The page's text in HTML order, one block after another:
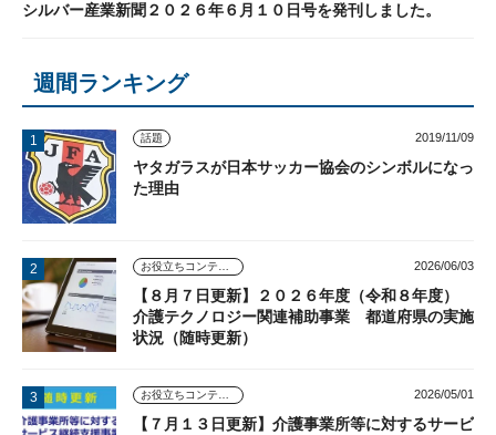
シルバー産業新聞２０２６年６月１０日号を発刊しました。
週間ランキング
話題 2019/11/09
ヤタガラスが日本サッカー協会のシンボルになっ
た理由
2026/06/03
【８月７日更新】２０２６年度（令和８年度）
介護テクノロジー関連補助事業 都道府県の実施
状況（随時更新）
2026/05/01
【７月１３日更新】介護事業所等に対するサービ